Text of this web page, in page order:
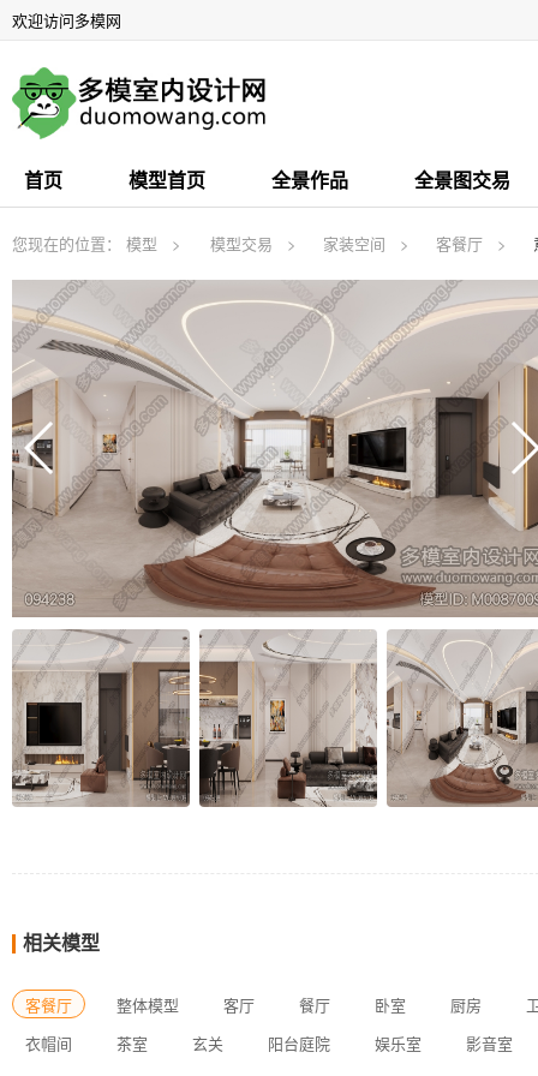
欢迎访问多模网
首页 模型首页 全景作品 全景图交易
您现在的位置： 模型 模型交易 家装空间 客餐厅
相关模型
客餐厅 整体模型 客厅 餐厅 卧室 厨房
衣帽间
茶室 玄关 阳台庭院 娱乐室 影音室